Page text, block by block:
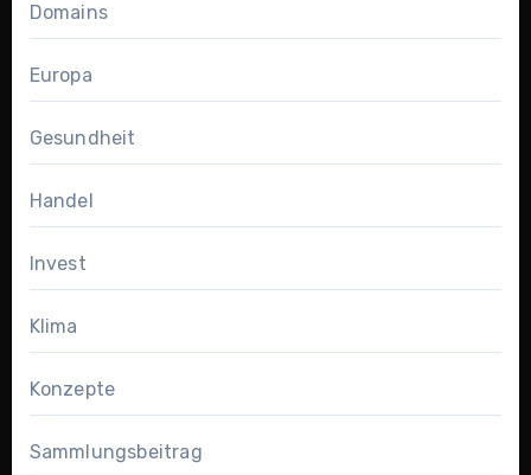
Domains
Europa
Gesundheit
Handel
Invest
Klima
Konzepte
Sammlungsbeitrag